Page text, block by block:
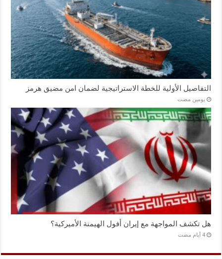
التفاصيل الأولية للخطة الاستراتيجية لضمان امن مضيق هرمز
‏يومين مضت
هل تكشف المواجهة مع إيران أفول الهيمنة الأميركية؟
‏4 أيام مضت